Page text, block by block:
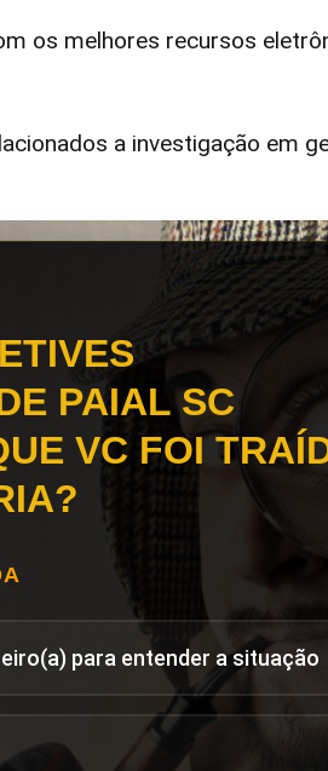
os melhores recursos
a investigação em
PAIAL SC
VC FOI
para entender a situação